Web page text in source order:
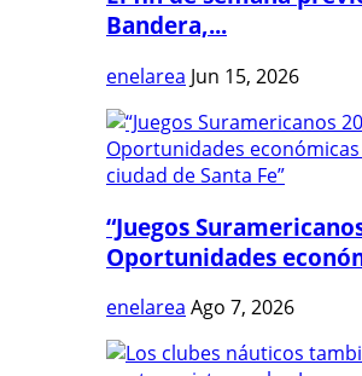
Bandera,...
enelarea Jun 15, 2026
“Juegos
Oportunidades
enelarea Ago 7, 2026